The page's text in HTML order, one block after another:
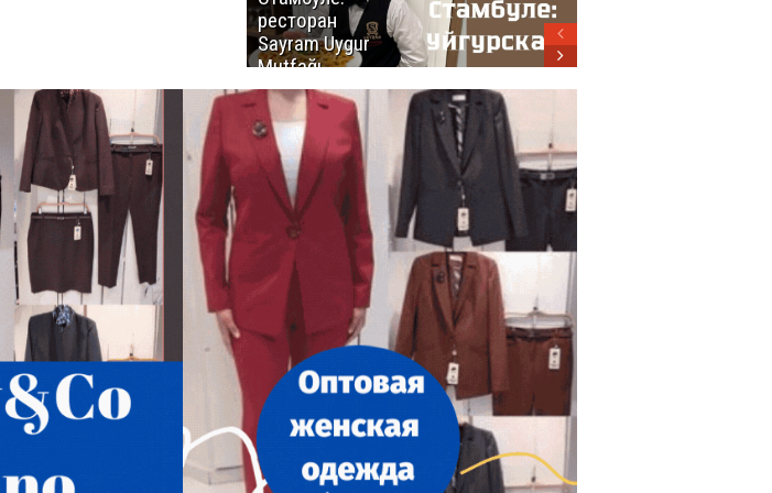
ресторан
Sayram Uygur
Mutfağı